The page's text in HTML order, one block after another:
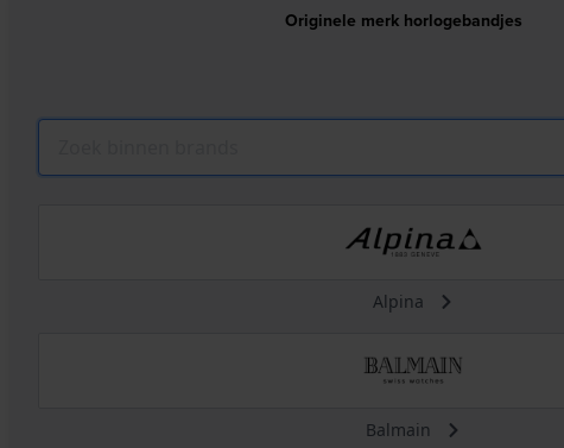
Originele merk horlogebandjes
Alpina
Balmain